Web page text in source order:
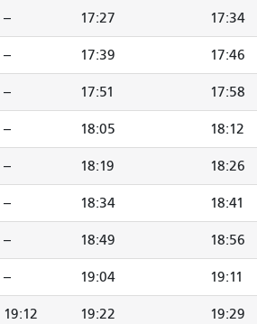
-- 17:27 17:34
-- 17:39 17:46
-- 17:51 17:58
-- 18:05 18:12
-- 18:19 18:26
-- 18:34 18:41
-- 18:49 18:56
-- 19:04 19:11
19:12 19:22 19:29